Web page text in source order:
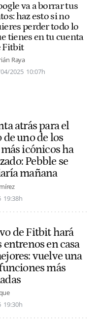
va a borrar tus
haz esto si no
perder todo lo
tienes en tu cuenta
Fitbit
Raya
2025 10:07h
atrás para el
de uno de los
icónicos ha
Pebble se
mañana
19:38h
de Fitbit hará
entrenos en casa
vuelve una
más
19:30h